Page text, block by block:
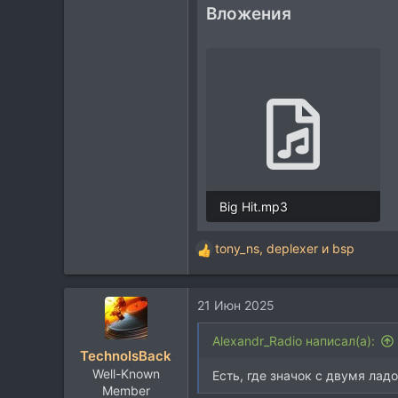
Вложения
Big Hit.mp3
Р
е
к
ц
tony_ns, deplexer и bsp
TechnoIsBack
Well-Known
Member
21 Июн 2025
Alexandr_Radio написал(а):
Есть, где значок с двумя